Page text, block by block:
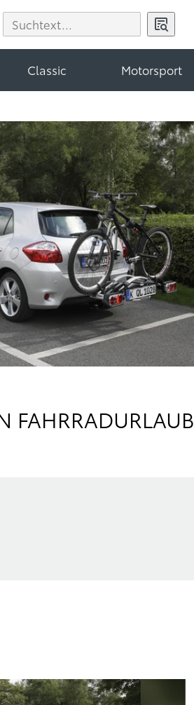
Classic Motorsport
FAHRRADURLAUB